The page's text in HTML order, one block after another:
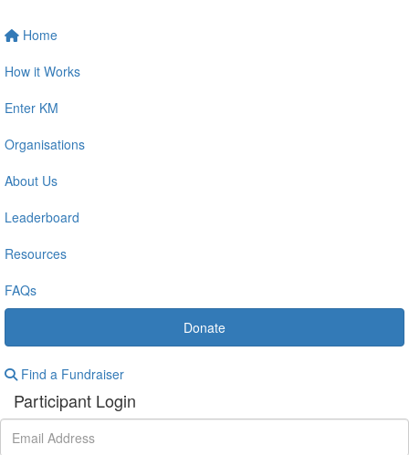
Home
How it Works
Enter KM
Organisations
About Us
Leaderboard
Resources
FAQs
Donate
Find a Fundraiser
Participant Login